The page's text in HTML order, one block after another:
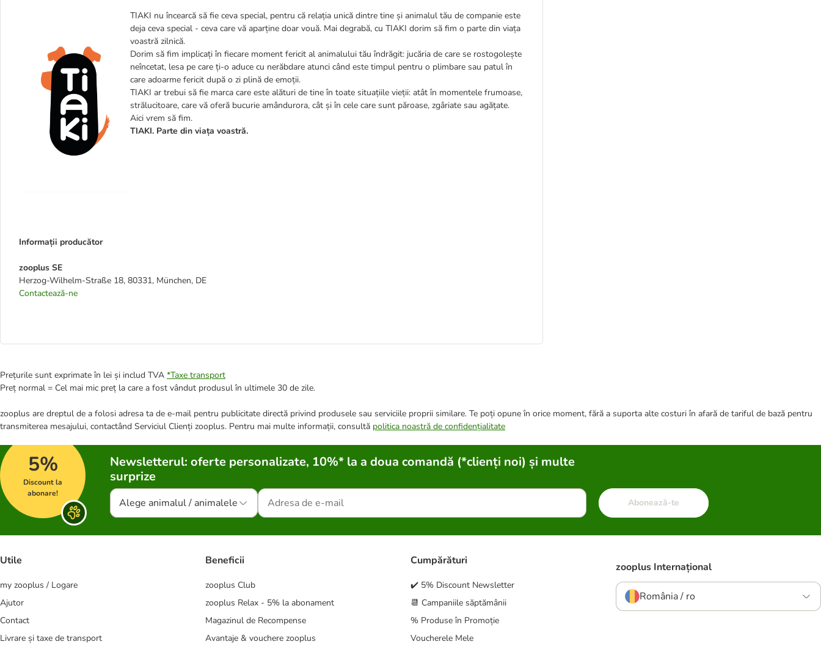
TIAKI nu încearcă să fie ceva special, pentru că relația unică dintre tine și animalul tău de companie este
deja ceva special - ceva care vă aparține doar vouă. Mai degrabă, cu TIAKI dorim să fim o parte din viața
voastră zilnică.
Dorim să fim implicați în fiecare moment fericit al animalului tău îndrăgit: jucăria de care se rostogolește
neîncetat, lesa pe care ți-o aduce cu nerăbdare atunci când este timpul pentru o plimbare sau patul în
care adoarme fericit după o zi plină de emoții.
TIAKI ar trebui să fie marca care este alături de tine în toate situațiile vieții: atât în momentele frumoase,
strălucitoare, care vă oferă bucurie amândurora, cât și în cele care sunt păroase, zgâriate sau agățate.
Aici vrem să fim.
TIAKI. Parte din viața voastră.
Informații producător
zooplus SE
Herzog-Wilhelm-Straße 18, 80331, München, DE
Contactează-ne
Prețurile sunt exprimate în lei și includ TVA *Taxe transport
Preț normal = Cel mai mic preț la care a fost vândut produsul în ultimele 30 de zile.
zooplus are dreptul de a folosi adresa ta de e-mail pentru publicitate directă privind produsele sau serviciile proprii similare. Te poți opune în orice moment, fără a suporta alte costuri în afară de tariful de bază pentru
transmiterea mesajului, contactând Serviciul Clienți zooplus. Pentru mai multe informații, consultă politica noastră de confidențialitate
5%
Discount la
abonare!
Newsletterul: oferte personalizate, 10%* la a doua comandă (*clienți noi) și multe
surprize
Alege animalul / animalele Abonează-te
Utile
my zooplus / Logare
Ajutor
Contact
Livrare și taxe de transport
Beneficii
zooplus Club
zooplus Relax - 5% la abonament
Magazinul de Recompense
Avantaje & vouchere zooplus
Cumpărături
✔️ 5% Discount Newsletter
📆 Campaniile săptămânii
% Produse în Promoție
Voucherele Mele
zooplus Internațional
România / ro